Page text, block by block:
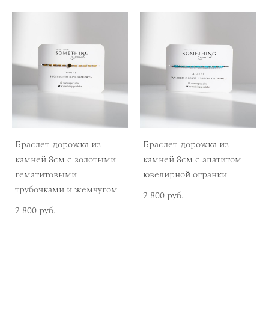
Браслет-дорожка из
камней 8см с золотыми
гематитовыми
трубочками и жемчугом
2 800 pуб.
Браслет-дорожка из
камней 8см с апатитом
ювелирной огранки
2 800 pуб.